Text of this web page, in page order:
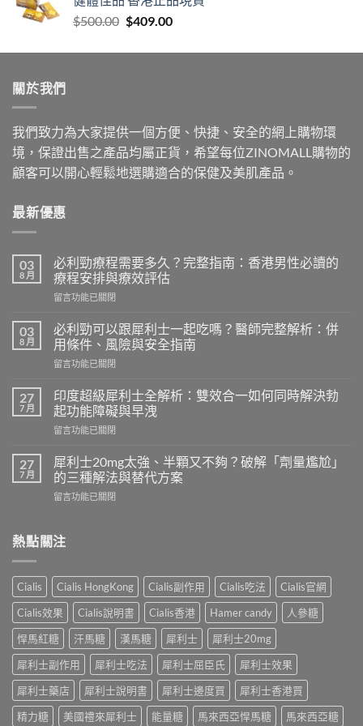
through
$500.00 Original
was:
$409.00Current
is:
關於我們
我們致力為大家提供一個方便、快捷、安全的網上購物環
境，保證出售之產品均屬正貨，希望每位ZINOMALL購物的
顧客可以開心輕鬆地選購適合的保健及美肌產品。
最新優惠
03
8 月
必利勁療程需要多久？完整指南：香港男性必讀的
療程安排與療效評估
在
利
勁
療
程
要
多
久？
完
指
南：
港
必
療
程
安
排
與
療
效
評
估〉
中
留言功能已關閉
03
8 月
必利勁可以跟犀利士一起吃嗎？醫師完整解析：併
用條件、風險與安全指南
在
利
勁
可
以
犀
利
士
一
嗎？
完
整
解
析：
併
用
條
件、
風
險
留言功能已關閉
27
7 月
印度超級犀利士全解析：雙效合一如何同時解決勃
起功能障礙與早洩
在
度
超
級
犀
全
雙
效
合
一
如
何
同
時
解
決
留言功能已關閉
27
7 月
犀利士20mg太強、半顆又不夠？破解「劑量尷尬」
的三種解法與替代方案
在
士
20mg
強、
半
顆
又
不
夠？
破
解
「劑
量
留言功能已關閉
熱點關注
Cialis Cialis HongKong Cialis副作用 Cialis吃法
Cialis官網
Cialis效果
Cialis說明書 Cialis香港 Hamer candy
人參糖
悍馬紅糖
汗馬糖 漢馬糖 犀利士
犀利士20mg
犀利士副作用
犀利士吃法 犀利士屈臣氏
犀利士效果
犀利士藥店
犀利士說明書 犀利士邊度買
犀利士香港買
精力糖
美國禮來犀利士 能量糖 馬來西亞悍馬糖 馬來西亞糖